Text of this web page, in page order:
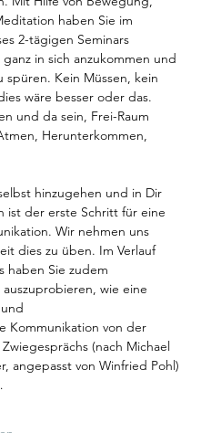
haben Sie im
2-tägigen Seminars
in sich anzukommen und
spüren. Kein Müssen, kein
wäre besser oder das.
und da sein, Frei-Raum
Herunterkommen,
hinzugehen und in Dir
ist der erste Schritt für eine
Wir nehmen uns
dies zu üben. Im Verlauf
haben Sie zudem
wie eine
Kommunikation von der
(nach Michael
angepasst von Winfried Pohl)